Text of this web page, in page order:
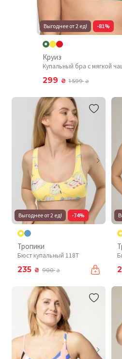
Выгоднее от 2 ед! -81%
Круиз
Купальный бра с мягкой
299 ₴ 1 599₴
Выгоднее от 2 ед! -74%
Тропики
Бюст купальный 118T
235 ₴ 900₴